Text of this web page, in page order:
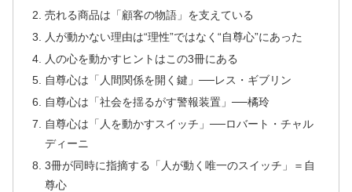
売れる商品は「顧客の物語」を支えている
人が動かない理由は“理性”ではなく“自尊心”にあった
人の心を動かすヒントはこの3冊にある
自尊心は「人間関係を開く鍵」──レス・ギブリン
自尊心は「社会を揺るがす警報装置」──橘玲
自尊心は「人を動かすスイッチ」──ロバート・チャル
ディーニ
3冊が同時に指摘する「人が動く唯一のスイッチ」＝自
尊心